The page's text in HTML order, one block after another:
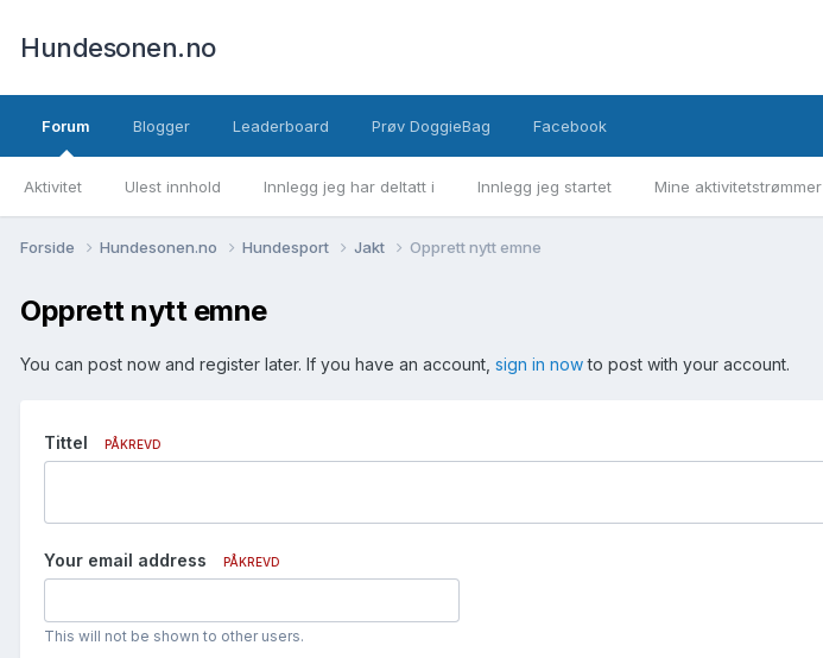
Hundesonen.no
Forum
Aktivitet Ulest innhold Innlegg jeg har deltatt i Innlegg jeg startet Mine aktivitetstrømmer
Blogger Leaderboard Prøv DoggieBag Facebook
Forside Hundesonen.no Hundesport Jakt Opprett nytt emne
Opprett nytt emne
You can post now and register later. If you have an account, sign in nowto post with your account.
Tittel PÅKREVD
Your email address PÅKREVD
This will not be shown to other users.